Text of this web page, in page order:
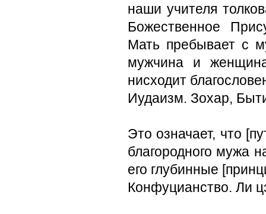
наши учителя
Божественное
Мать пребывает с
мужчина и
нисходит
Иудаизм. Зохар,
Это означает, что
благородного мужа
его глубинные
Конфуцианство. Ли